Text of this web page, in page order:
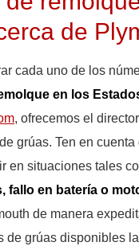
de
cada uno de los
en los
, ofrecemos el
grúas. Ten en cuenta
en situaciones tales
fallo en batería o
de manera
de grúas disponibles